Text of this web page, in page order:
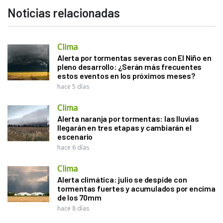
Noticias relacionadas
Clima
Alerta por tormentas severas con El Niño en
pleno desarrollo: ¿Serán más frecuentes
estos eventos en los próximos meses?
hace 5 días
Clima
Alerta naranja por tormentas: las lluvias
llegarán en tres etapas y cambiarán el
escenario
hace 6 días
Clima
Alerta climática: julio se despide con
tormentas fuertes y acumulados por encima
de los 70mm
hace 8 días